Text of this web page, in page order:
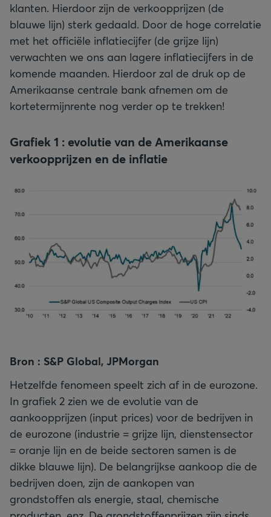
klanten. Hierdoor zijn de verkoopprijzen (de
blauwe lijn) sterk gedaald. Door de hoge correlatie
met het officiële inflatiecijfer (de grijze lijn)
verwachten we ons aan lagere inflatiecijfers in de
komende maanden. Hierdoor zal de druk op de
Amerikaanse centrale bank afnemen om de
kortetermijnrente nog verder op te trekken!
Grafiek 1 : evolutie van de Amerikaanse
verkoopprijzen en de inflatie
Bron : S&P Global, JPMorgan
Hetzelfde fenomeen speelt zich af in de eurozone.
In grafiek 2 zien we de evolutie van de
aankoopprijzen (input prices) voor de bedrijven in
de eurozone (industrie = grijze lijn, dienstensector
= oranje lijn en de beide sectoren samen is de
dikke blauwe lijn). De belangrijkse aankoop die de
bedrijven doen, zijn de aankopen van
grondstoffen als energie, staal, chemische